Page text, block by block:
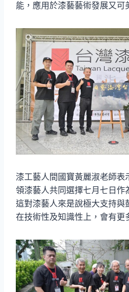
能，應用於漆藝藝術發展又可
漆工藝人間國寶黃麗淑老師表
領漆藝人共同選擇七月七日作
這對漆藝人來是說極大支持與
在技術性及知識性上，會有更